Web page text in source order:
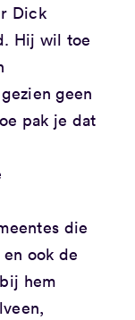
Dick
Hij wil toe
geen
pak je dat
die
ook de
hem